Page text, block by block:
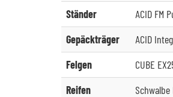
Ständer
ACID FM
Gepäckträger
ACID
Felgen
CUBE
Reifen